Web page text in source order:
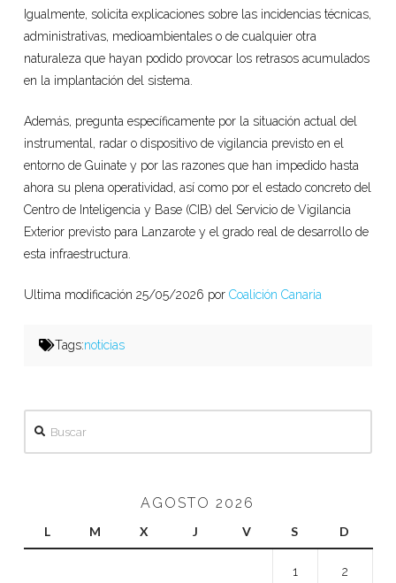
Igualmente, solicita explicaciones sobre las incidencias técnicas,
administrativas, medioambientales o de cualquier otra
naturaleza que hayan podido provocar los retrasos acumulados
en la implantación del sistema.
Además, pregunta específicamente por la situación actual del
instrumental, radar o dispositivo de vigilancia previsto en el
entorno de Guinate y por las razones que han impedido hasta
ahora su plena operatividad, así como por el estado concreto del
Centro de Inteligencia y Base (CIB) del Servicio de Vigilancia
Exterior previsto para Lanzarote y el grado real de desarrollo de
esta infraestructura.
Ultima modificación 25/05/2026 por Coalición Canaria
Tags:noticias
AGOSTO 2026
L M X J V S D
1 2